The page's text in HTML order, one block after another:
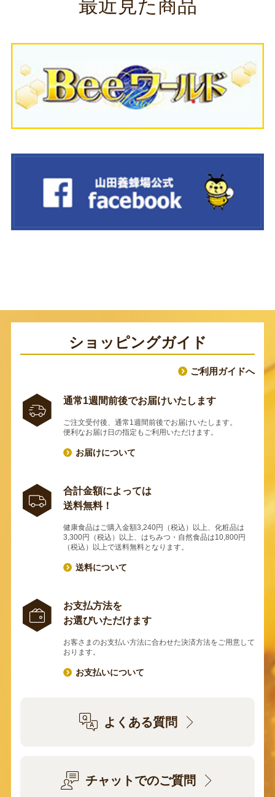
最近見た商品
ショッピングガイド
ご利用ガイドへ
通常1週間前後でお届けいたします
ご注文受付後、通常1週間前後でお届けいたします。
便利なお届け日の指定もご利用いただけます。
お届けについて
合計金額によっては
送料無料！
健康食品はご購入金額3,240円（税込）以上、化粧品は
3,300円（税込）以上、はちみつ・自然食品は10,800円
（税込）以上で送料無料となります。
送料について
お支払方法を
お選びいただけます
お客さまのお支払い方法に合わせた決済方法をご用意して
おります。
お支払いについて
よくある質問
チャットでのご質問